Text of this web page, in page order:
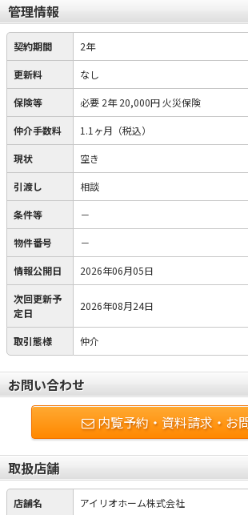
管理情報
契約期間 2年
更新料 なし
保険等 必要 2年 20,000円 火災保険
仲介手数料 1.1ヶ月（税込）
現状 空き
引渡し 相談
条件等 －
物件番号 －
情報公開日 2026年06月05日
次回更新予
定日
2026年08月24日
取引態様 仲介
お問い合わせ
内覧予約・資料請求・お
取扱店舗
店舗名 アイリオホーム株式会社